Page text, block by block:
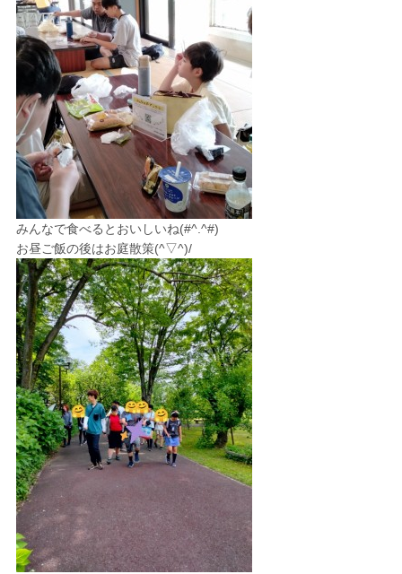
みんなで食べるとおいしいね(#^.^#)
お昼ご飯の後はお庭散策(^▽^)/